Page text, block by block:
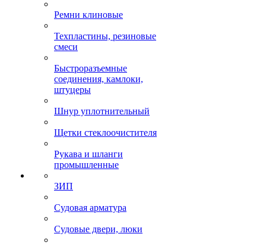
Ремни клиновые
Техпластины, резиновые
смеси
Быстроразъемные
соединения, камлоки,
штуцеры
Шнур уплотнительный
Щетки стеклоочистителя
Рукава и шланги
промышленные
ЗИП
Судовая арматура
Судовые двери, люки